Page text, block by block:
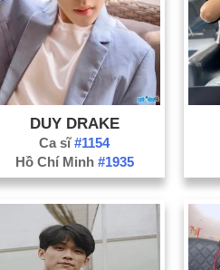
DUY DRAKE
Ca sĩ#1154
Hồ Chí Minh #1935